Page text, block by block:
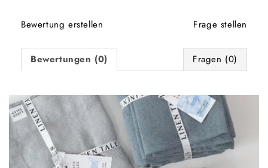
Bewertung erstellen Frage stellen
Bewertungen (0) Fragen (0)